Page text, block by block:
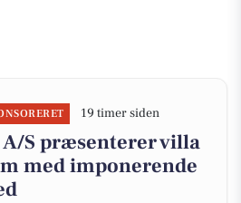
19 timer siden
S præsenterer villa
med imponerende